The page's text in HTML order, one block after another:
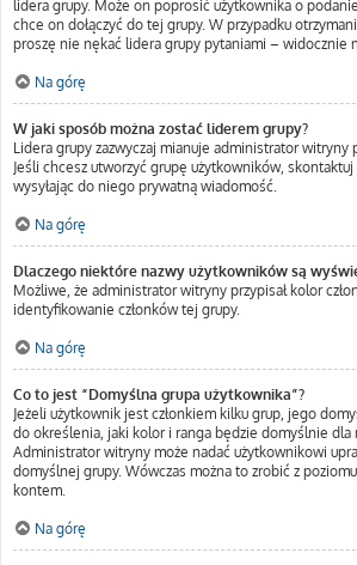
lidera grupy. Może on poprosić użytkownika o
chce on dołączyć do tej grupy. W przypadku
proszę nie nękać lidera grupy pytaniami – widocznie
Na górę
W jaki sposób można zostać liderem grupy?
Lidera grupy zazwyczaj mianuje administrator witryny
Jeśli chcesz utworzyć grupę użytkowników,
wysyłając do niego prywatną wiadomość.
Na górę
Dlaczego niektóre nazwy użytkowników są
Możliwe, że administrator witryny przypisał kolor
identyfikowanie członków tej grupy.
Na górę
Co to jest “Domyślna grupa użytkownika”?
Jeżeli użytkownik jest członkiem kilku grup, jego
do określenia, jaki kolor i ranga będzie domyślnie
Administrator witryny może nadać użytkownikowi
domyślnej grupy. Wówczas można to zrobić z
kontem.
Na górę